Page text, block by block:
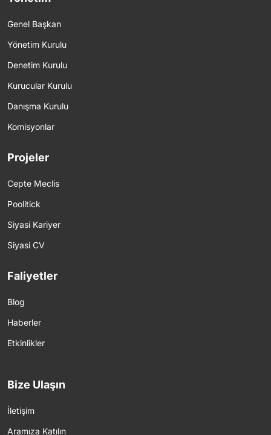
Genel Başkan
Yönetim Kurulu
Denetim Kurulu
Kurucular Kurulu
Danışma Kurulu
Komisyonlar
Projeler
Cepte Meclis
Poolitick
Siyasi Kariyer
Siyasi CV
Faliyetler
Blog
Haberler
Etkinlikler
Bize Ulaşın
İletişim
Aramıza Katılın